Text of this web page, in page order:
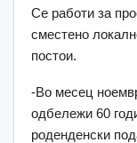
Се работи за
сместено
постои.
-Во месец
одбележи 60
роденденски